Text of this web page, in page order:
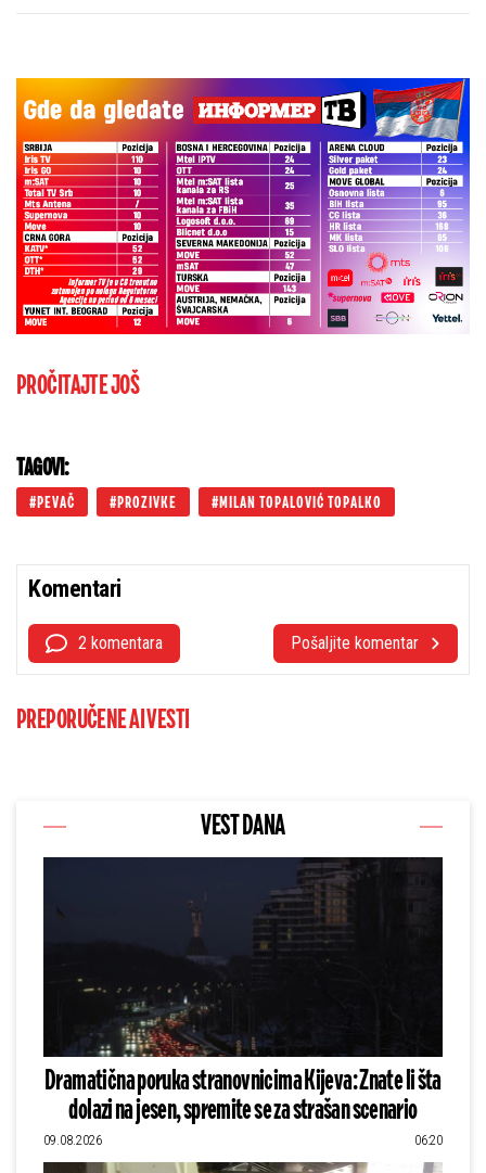
Real Madrida!
PROČITAJTE JOŠ
TAGOVI:
PEVAČ PROZIVKE MILAN TOPALOVIĆ TOPALKO
Komentari
2 komentara Pošaljite komentar
PREPORUČENE AI VESTI
VEST DANA
Dramatična poruka stranovnicima Kijeva: Znate li šta
dolazi na jesen, spremite se za strašan scenario
09.08.2026 06:20